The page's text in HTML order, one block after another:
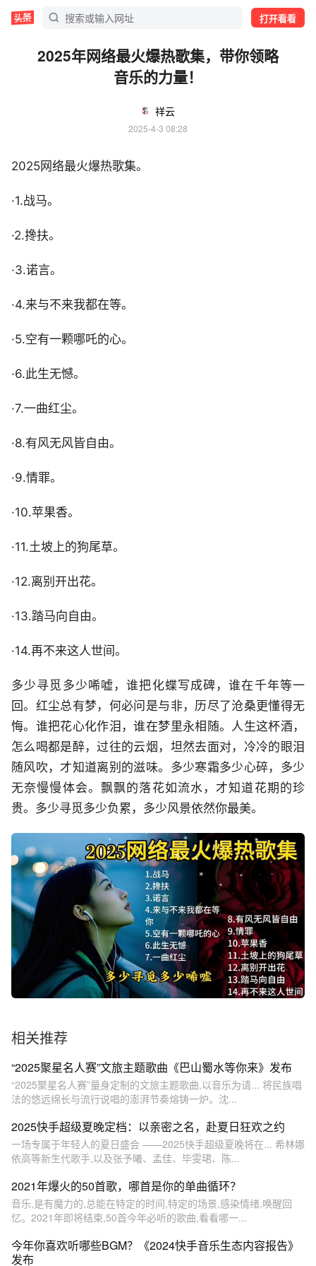
打开看看
2025年网络最火爆热歌集，带你领略
音乐的力量！
祥云
2025-4-3 08:28
2025网络最火爆热歌集。
·1.战马。
·2.搀扶。
·3.诺言。
·4.来与不来我都在等。
·5.空有一颗哪吒的心。
·6.此生无憾。
·7.一曲红尘。
·8.有风无风皆自由。
·9.情罪。
·10.苹果香。
·11.土坡上的狗尾草。
·12.离别开出花。
·13.踏马向自由。
·14.再不来这人世间。
多少寻觅多少唏嘘，谁把化蝶写成碑，谁在千年等一
回。红尘总有梦，何必问是与非，历尽了沧桑更懂得无
悔。谁把花心化作泪，谁在梦里永相随。人生这杯酒，
怎么喝都是醉，过往的云烟，坦然去面对，冷冷的眼泪
随风吹，才知道离别的滋味。多少寒霜多少心碎，多少
无奈慢慢体会。飘飘的落花如流水，才知道花期的珍
贵。多少寻觅多少负累，多少风景依然你最美。
相关推荐
“2025聚星名人赛”文旅主题歌曲《巴山蜀水等你来》发布
“2025聚星名人赛”量身定制的文旅主题歌曲,以音乐为请... 将民族唱
法的悠远绵长与流行说唱的澎湃节奏熔铸一炉。沈...
2025快手超级夏晚定档：以亲密之名，赴夏日狂欢之约
一场专属于年轻人的夏日盛会 ——2025快手超级夏晚将在... 希林娜
依高等新生代歌手,以及张予曦、孟佳、毕雯珺、陈...
2021年爆火的50首歌，哪首是你的单曲循环？
音乐,是有魔力的,总能在特定的时间,特定的场景,感染情绪,唤醒回
忆。2021年即将结束,50首今年必听的歌曲,看看哪一...
今年你喜欢听哪些BGM？《2024快手音乐生态内容报告》
发布